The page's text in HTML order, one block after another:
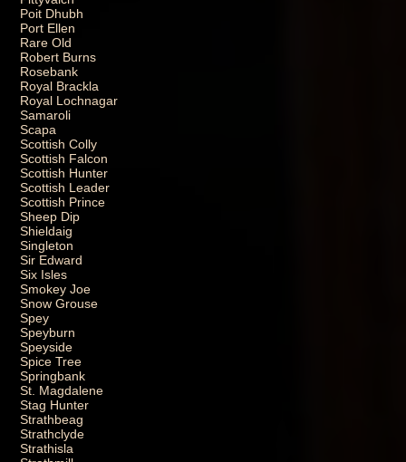
Poit Dhubh
Port Ellen
Rare Old
Robert Burns
Rosebank
Royal Brackla
Royal Lochnagar
Samaroli
Scapa
Scottish Colly
Scottish Falcon
Scottish Hunter
Scottish Leader
Scottish Prince
Sheep Dip
Shieldaig
Singleton
Sir Edward
Six Isles
Smokey Joe
Snow Grouse
Spey
Speyburn
Speyside
Spice Tree
Springbank
St. Magdalene
Stag Hunter
Strathbeag
Strathclyde
Strathisla